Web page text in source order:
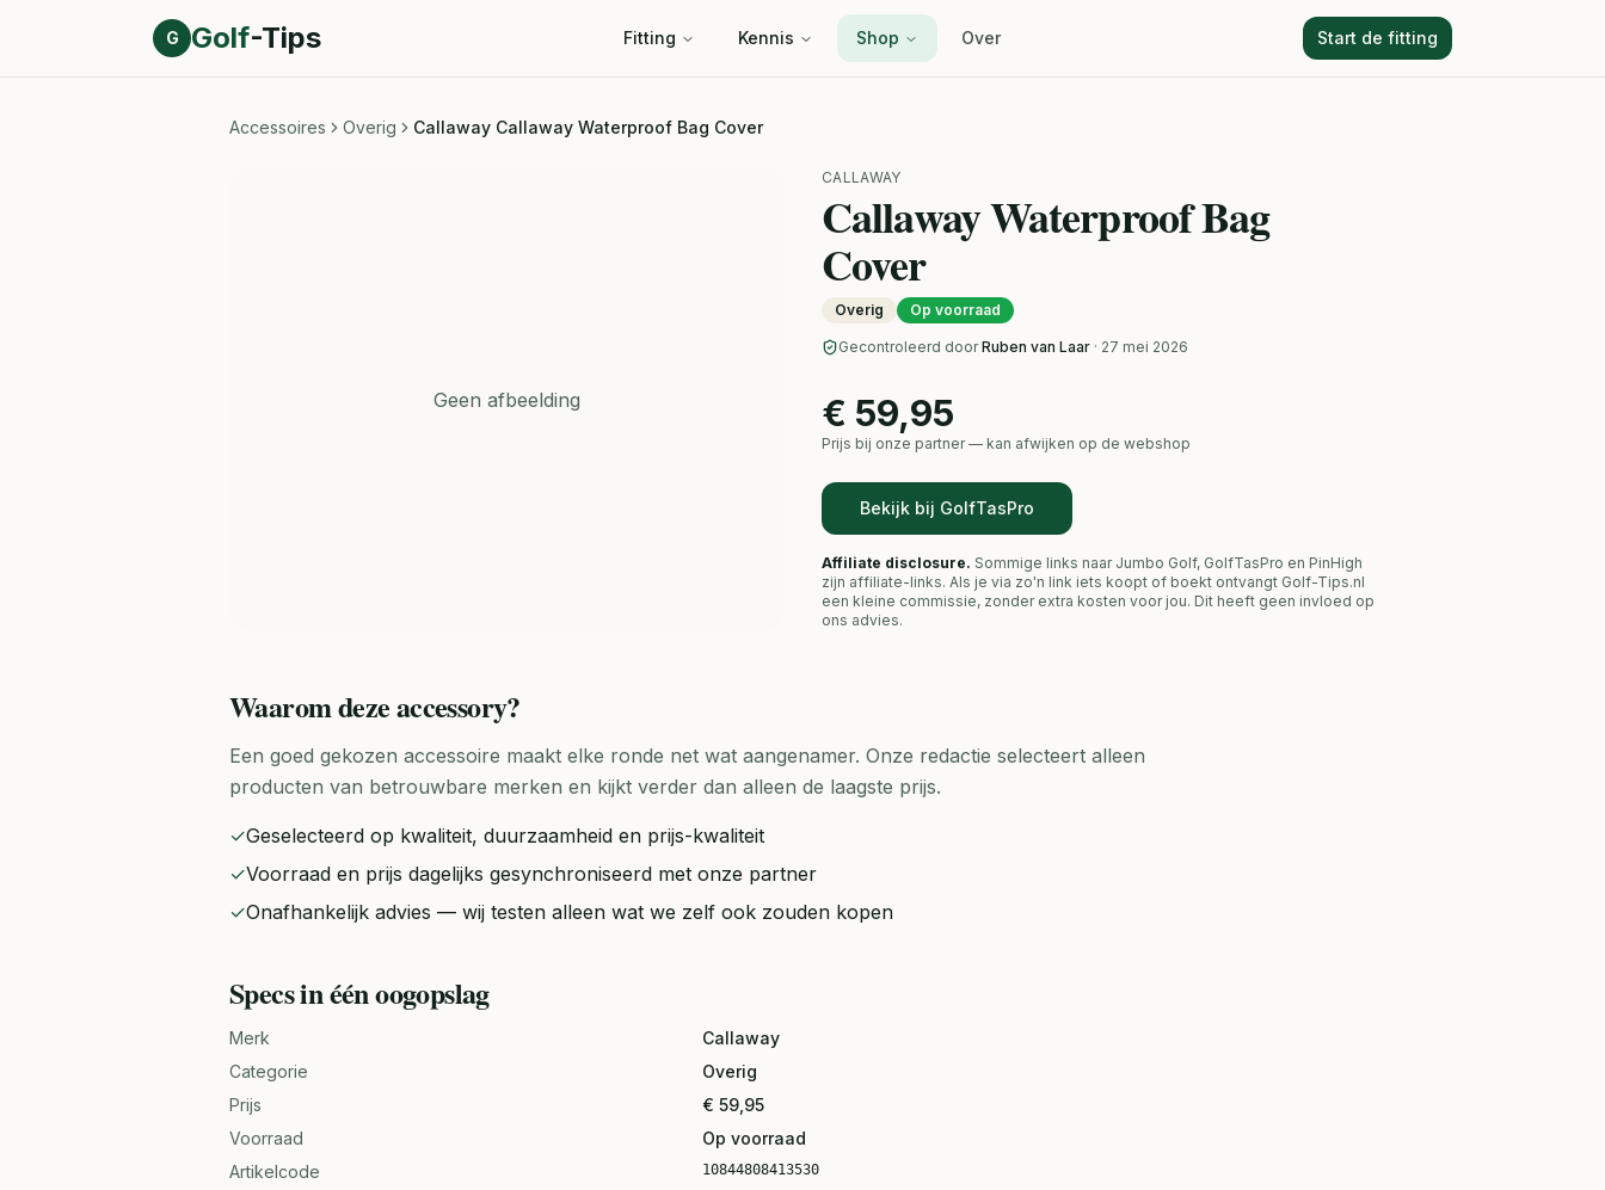
Direct naar inhoud
G Golf-Tips Fitting Kennis Shop Over Start de fitting
Accessoires Overig Callaway Callaway Waterproof Bag Cover
Geen afbeelding
CALLAWAY
Callaway Waterproof Bag
Cover
Overig Op voorraad
Gecontroleerd door Ruben van Laar · 27 mei 2026
€ 59,95
Prijs bij onze partner — kan afwijken op de webshop
Bekijk bij GolfTasPro
Affiliate disclosure. Sommige links naar Jumbo Golf, GolfTasPro en PinHigh
zijn affiliate-links. Als je via zo'n link iets koopt of boekt ontvangt Golf-Tips.nl
een kleine commissie, zonder extra kosten voor jou. Dit heeft geen invloed op
ons advies.
Waarom dezeaccessory?
Een goed gekozen accessoire maakt elke ronde net wat aangenamer. Onze redactie selecteert alleen
producten van betrouwbare merken en kijkt verder dan alleen de laagste prijs.
✓Geselecteerd op kwaliteit, duurzaamheid en prijs-kwaliteit
✓Voorraad en prijs dagelijks gesynchroniseerd met onze partner
✓Onafhankelijk advies — wij testen alleen wat we zelf ook zouden kopen
Specs in één oogopslag
Merk
Callaway
Categorie
Overig
Prijs
€ 59,95
Voorraad
Op voorraad
Artikelcode
10844808413530